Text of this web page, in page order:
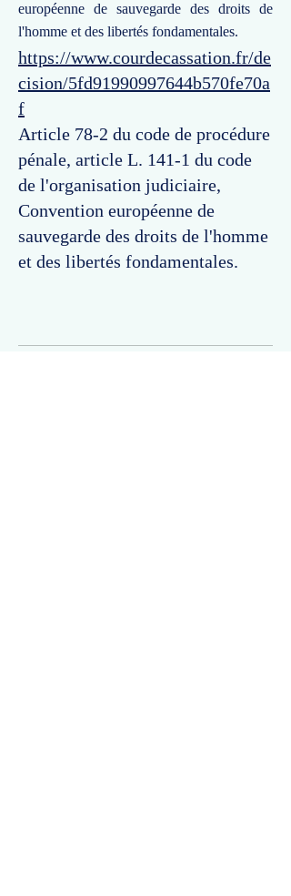
européenne de sauvegarde des droits de
l'homme et des libertés fondamentales.
https://www.courdecassation.fr/de
cision/5fd91990997644b570fe70a
f
Article 78-2 du code de procédure
pénale, article L. 141-1 du code
de l'organisation judiciaire,
Convention européenne de
sauvegarde des droits de l'homme
et des libertés fondamentales.